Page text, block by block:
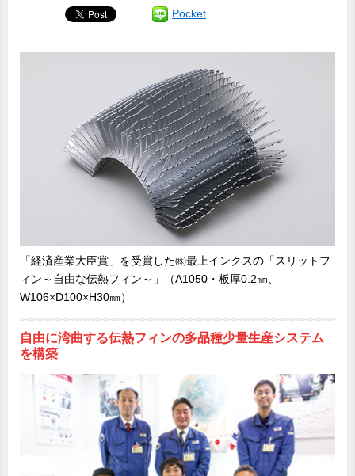
Pocket
「経済産業大臣賞」を受賞した㈱最上インクスの「スリットフ
ィン～自由な伝熱フィン～」（A1050・板厚0.2㎜、
W106×D100×H30㎜）
自由に湾曲する伝熱フィンの多品種少量生産システム
を構築